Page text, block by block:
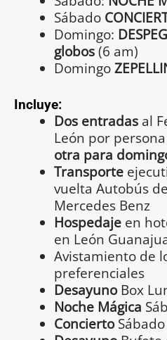
Sábado
Domingo:
globos(6 am)
Domingo
Incluye:
Dos entradas al
León por persona
otra para
Transporte
vuelta Autobús
Mercedes Benz
Hospedaje en
en León
Avistamiento de
preferenciales
DesayunoBox
Noche Mágica
ConciertoSábado